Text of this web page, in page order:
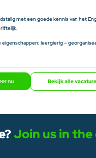
nu Bekijk alle
met een goede kennis van het
leergierig –
Join us in the